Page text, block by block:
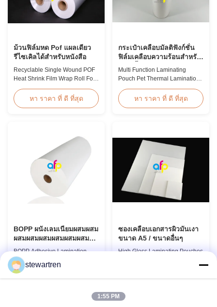
ม้วนฟิล์มหด Pof แผลเดียว
รีไซเคิลได้สำหรับหนังสือ
Recyclable Single Wound POF
Heat Shrink Film Wrap Roll For
Polyolefin POF Heat Shrink
Wrap Film is the most widely
tamper-evident. This clear,
elastic film with smooth texture
is composed ...
หา ราคา ที่ ดี ที่สุด
กระเป๋าเคลือบมัลติฟังก์ชั่น
ฟิล์มเคลือบความร้อนสำหรับ
สัตว์เลี้ยงป้องกันไฟฟ้าสถิตย์
Multi Function Laminating
Pouch Pet Thermal Lamination
Overview BOPP Thermal
lamination film is workable for
BOPP, abbreviation of biaxially
oriented polypropylene, is the
base film that ...
หา ราคา ที่ ดี ที่สุด
BOPP ผนังเลมเนียมผสมผสม
ผสมผสมผสมผสมผสมผสม
ผสมผสมผสมผสมผสมผสม
ผสมผสมผสมผสมผสม
BOPP Adhesive Lamination
Film Gloss Matt Transparent for
Thermal Lamination Machine
Product Overview BOPP
(gloss & matt) used on thermal
หา ราคา ที่ ดี ที่สุด
ซองเคลือบเอกสารผิวมันเงา
ขนาด A5 / ขนาดอื่นๆ
High Gloss Laminating Pouches
Film PET+ EVA, Size
Specifications Popular
หา ราคา ที่ ดี ที่สุด
stewartren
1:55 PM